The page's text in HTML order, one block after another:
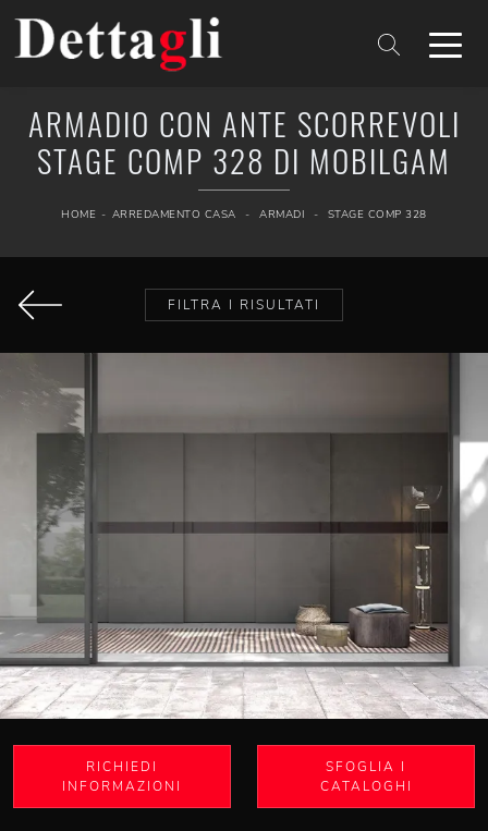
ARMADIO CON ANTE SCORREVOLI
STAGE COMP 328 DI MOBILGAM
HOME - ARREDAMENTO CASA - ARMADI - STAGE COMP 328
FILTRA I RISULTATI
RICHIEDI
INFORMAZIONI
SFOGLIA I
CATALOGHI